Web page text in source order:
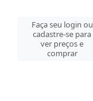
Faça seu login ou
cadastre-se para
ver preços e
comprar